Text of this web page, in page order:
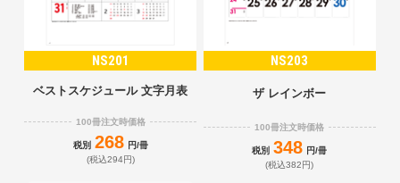
NS201
ベストスケジュール 文字月表
100冊注文時価格
税別 268 円/冊
(税込294円)
NS203
ザ レインボー
100冊注文時価格
税別 348 円/冊
(税込382円)